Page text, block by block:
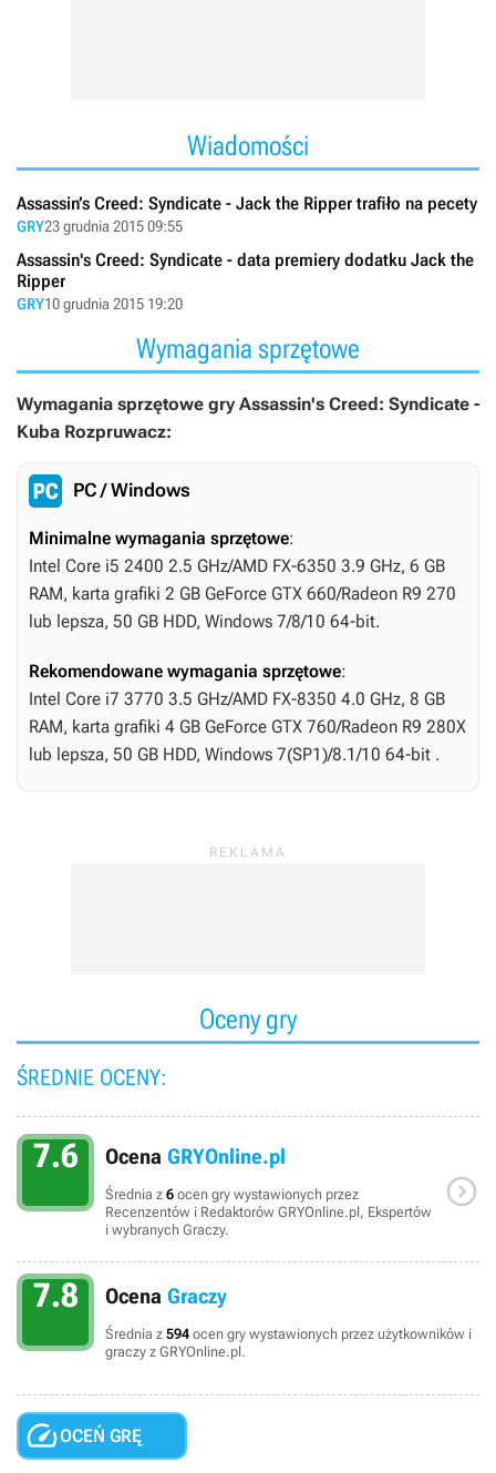
Wiadomości
Assassin’s Creed: Syndicate - Jack the Ripper trafiło na pecety
GRY23 grudnia 2015 09:55
Assassin's Creed: Syndicate - data premiery dodatku Jack the
Ripper
GRY10 grudnia 2015 19:20
Wymagania sprzętowe
Wymagania sprzętowe gry Assassin's Creed: Syndicate -
Kuba Rozpruwacz:
PC / Windows
Minimalne wymagania sprzętowe:
Intel Core i5 2400 2.5 GHz/AMD FX-6350 3.9 GHz, 6 GB
RAM, karta grafiki 2 GB GeForce GTX 660/Radeon R9 270
lub lepsza, 50 GB HDD, Windows 7/8/10 64-bit.
Rekomendowane wymagania sprzętowe:
Intel Core i7 3770 3.5 GHz/AMD FX-8350 4.0 GHz, 8 GB
RAM, karta grafiki 4 GB GeForce GTX 760/Radeon R9 280X
lub lepsza, 50 GB HDD, Windows 7(SP1)/8.1/10 64-bit .
Oceny gry
ŚREDNIE OCENY:
7.6 Ocena GRYOnline.pl
Średnia z 6 ocen gry wystawionych przez
Recenzentów i Redaktorów GRYOnline.pl, Ekspertów
i wybranych Graczy.

7.8 Ocena Graczy
Średnia z 594 ocen gry wystawionych przez użytkowników i
graczy z GRYOnline.pl.
OCEŃ GRĘ